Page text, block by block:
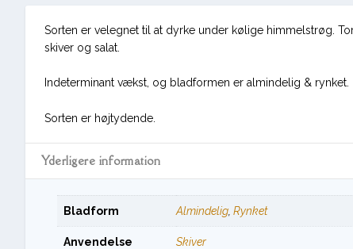
Sorten er velegnet til at dyrke under kølige himmelstrøg.
skiver og salat.
Indeterminant vækst, og bladformen er almindelig & rynket.
Sorten er højtydende.
Yderligere information
Bladform Almindelig Rynket
Anvendelse Skiver